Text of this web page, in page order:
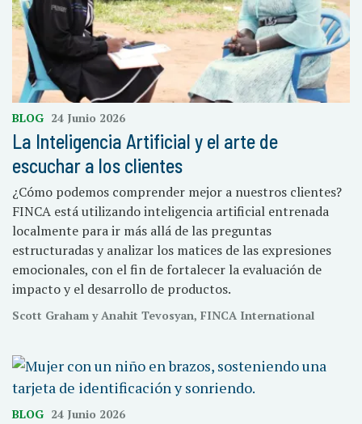
BLOG 24 Junio 2026
La Inteligencia Artificial y el arte de
escuchar a los clientes
¿Cómo podemos comprender mejor a nuestros clientes?
FINCA está utilizando inteligencia artificial entrenada
localmente para ir más allá de las preguntas
estructuradas y analizar los matices de las expresiones
emocionales, con el fin de fortalecer la evaluación de
impacto y el desarrollo de productos.
Scott Graham y Anahit Tevosyan, FINCA International
BLOG 24 Junio 2026